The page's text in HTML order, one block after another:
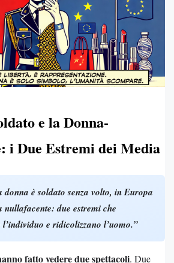
e la Donna-
i Due Estremi dei Media
è soldato senza volto, in Europa
nullafacente: due estremi che
e ridicolizzano l’uomo.”
fatto vedere due spettacoli. Due